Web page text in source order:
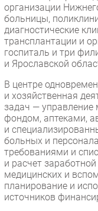
организации
больницы,
диагностические
трансплантации и
госпиталь и три
и Ярославской
В центре
и хозяйственная
задач —
фондом, аптеками,
и
больных и
требованиями и
и расчет
медицинских и
планирование и
источников